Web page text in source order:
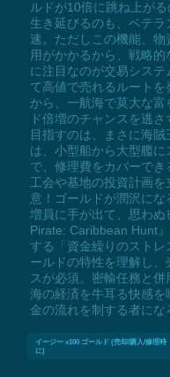
ルドが10倍に跳ね上が
生き延びるのも、ベテ
速。ただしこの機能、
用がかかるから、戦略
に注目なのが交易シス
て高値で売れるルート
から、一航海で莫大な
ド倍増のチャンスを逃
目指すのは、まさに海
は、小型船から大型艦
で、修理費をカバーで
工会や基地の投資計画
意！ゴールドが潤沢に
増員に手が出て、思わ
Pirate: Caribbean Hunt
する「資金繰りのスト
ールドの特性を理解し
スが必須。密輸任務と
海の経済を牛耳る快感
金の流れを制する者にな
イージー x100 ゴールド (売却/購入/修理時
に)